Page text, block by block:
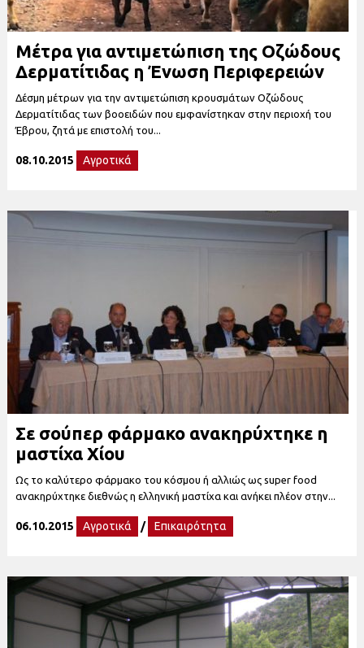
Μέτρα για αντιμετώπιση της Οζώδους
Δερματίτιδας η Ένωση Περιφερειών
Δέσμη μέτρων για την αντιμετώπιση κρουσμάτων Οζώδους
Δερματίτιδας των βοοειδών που εμφανίστηκαν στην περιοχή του
Έβρου, ζητά με επιστολή του...
08.10.2015 Αγροτικά
Σε σούπερ φάρμακο ανακηρύχτηκε η
μαστίχα Χίου
Ως το καλύτερο φάρμακο του κόσμου ή αλλιώς ως super food
ανακηρύχτηκε διεθνώς η ελληνική μαστίχα και ανήκει πλέον στην...
06.10.2015 Αγροτικά / Επικαιρότητα